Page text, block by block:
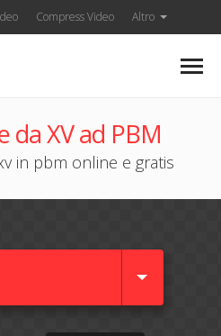
Compress Video Altro
da XV ad PBM
in pbm online e gratis